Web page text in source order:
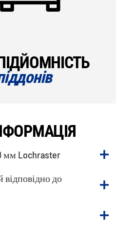
мм Lochraster
відповідно до